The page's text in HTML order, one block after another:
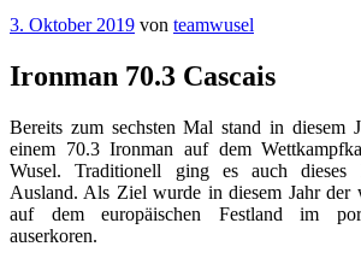
Veröffentlicht
3. Oktober 2019 von teamwusel
Ironman 70.3 Cascais
Bereits zum sechsten Mal stand in diesem
einem 70.3 Ironman auf dem
Wusel. Traditionell ging es auch dieses
Ausland. Als Ziel wurde in diesem Jahr der
auf dem europäischen Festland im
auserkoren.